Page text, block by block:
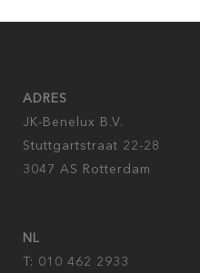
ADRES
JK-Benelux B.V.
Stuttgartstraat 22-28
3047 AS Rotterdam
NL
T: 010 462 2933